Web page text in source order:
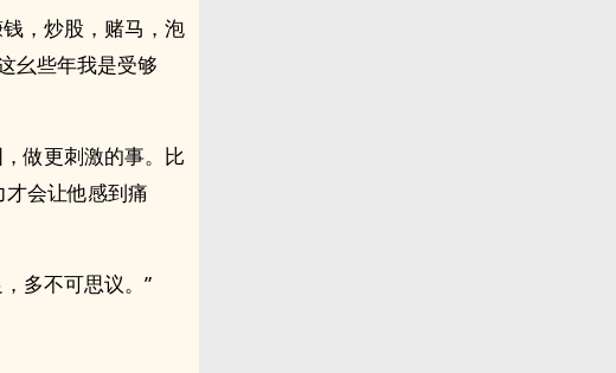
，炒股，赌马，泡
幺些年我是受够
做更刺激的事。比
会让他感到痛
多不可思议。”